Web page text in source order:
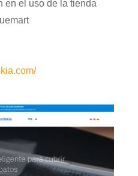
en el uso de la tienda